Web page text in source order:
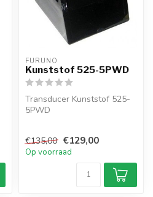
FURUNO
Kunststof 525-5PWD
Transducer Kunststof 525-
5PWD
...
€135,00 €129,00
Op voorraad